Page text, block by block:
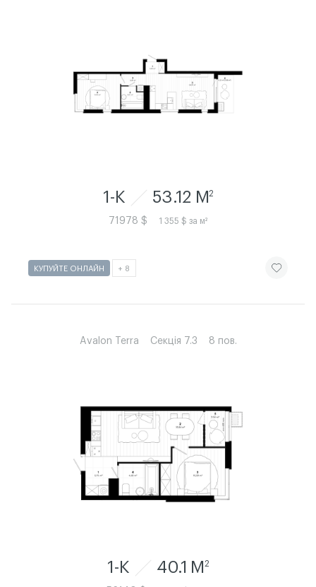
1-К 53.12 M 2
71978 $ 1 355 $ за м²
КУПУЙТЕ ОНЛАЙН + 8 ЧИТАТИ
Avalon Terra Секція 7.3 8 пов.
1-К 40.1 M 2